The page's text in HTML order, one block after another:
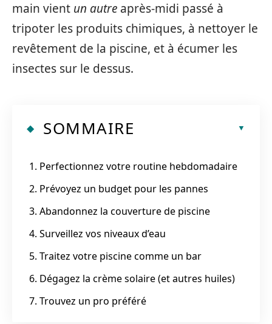
main vient un autre après-midi passé à
tripoter les produits chimiques, à nettoyer le
revêtement de la piscine, et à écumer les
insectes sur le dessus.
SOMMAIRE
1. Perfectionnez votre routine hebdomadaire
2. Prévoyez un budget pour les pannes
3. Abandonnez la couverture de piscine
4. Surveillez vos niveaux d’eau
5. Traitez votre piscine comme un bar
6. Dégagez la crème solaire (et autres huiles)
7. Trouvez un pro préféré